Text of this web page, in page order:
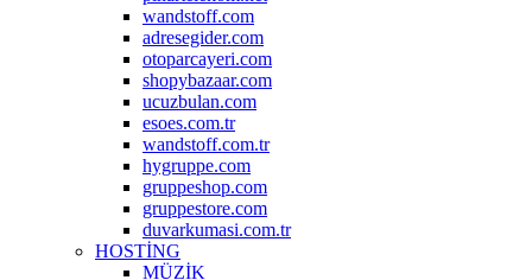
wandstoff.com
adresegider.com
otoparcayeri.com
shopybazaar.com
ucuzbulan.com
esoes.com.tr
wandstoff.com.tr
hygruppe.com
gruppeshop.com
gruppestore.com
duvarkumasi.com.tr
HOSTİNG
MÜZİK